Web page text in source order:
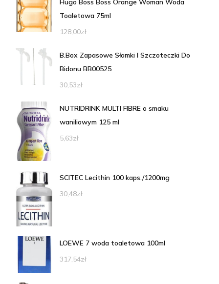
Hugo Boss Boss Orange Woman Woda
Toaletowa 75ml
128,00zł
B.Box Zapasowe Słomki I Szczoteczki Do
Bidonu BB00525
30,53zł
NUTRIDRINK MULTI FIBRE o smaku
waniliowym 125 ml
5,63zł
SCITEC Lecithin 100 kaps./1200mg
30,48zł
LOEWE 7 woda toaletowa 100ml
317,54zł